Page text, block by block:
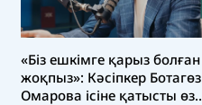
«Біз ешкімге қарыз болған
жоқпыз»: Кәсіпкер Ботагөз
Омарова ісіне қатысты өз